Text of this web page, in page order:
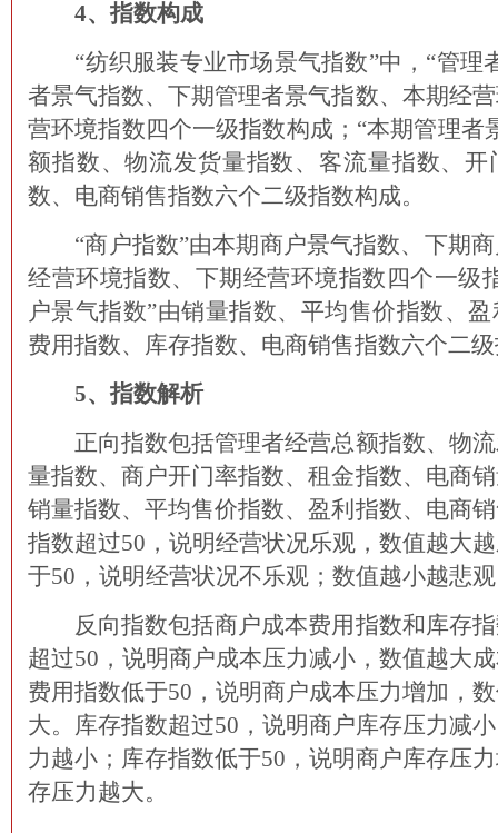
4、指数构成
“纺织服装专业市场景气指数”中，“管理
者景气指数、下期管理者景气指数、本期经
营环境指数四个一级指数构成；“本期管理者
额指数、物流发货量指数、客流量指数、开
数、电商销售指数六个二级指数构成。
“商户指数”由本期商户景气指数、下期商
经营环境指数、下期经营环境指数四个一级
户景气指数”由销量指数、平均售价指数、
费用指数、库存指数、电商销售指数六个二
5、指数解析
正向指数包括管理者经营总额指数、物流
量指数、商户开门率指数、租金指数、电商
销量指数、平均售价指数、盈利指数、电商
指数超过50，说明经营状况乐观，数值越大
于50，说明经营状况不乐观；数值越小越悲
反向指数包括商户成本费用指数和库存指
超过50，说明商户成本压力减小，数值越大
费用指数低于50，说明商户成本压力增加，
大。库存指数超过50，说明商户库存压力减
力越小；库存指数低于50，说明商户库存压
存压力越大。